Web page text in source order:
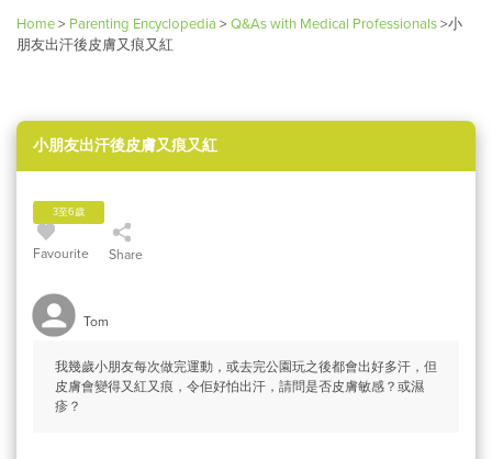
Home> Parenting Encyclopedia > Q&As with Medical Professionals>小
朋友出汗後皮膚又痕又紅
小朋友出汗後皮膚又痕又紅
3至6歲
Favourite Share
Tom
我幾歲小朋友每次做完運動，或去完公園玩之後都會出好多汗，但
皮膚會變得又紅又痕，令佢好怕出汗，請問是否皮膚敏感？或濕
疹？